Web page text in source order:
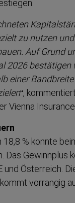
zu nutzen
Auf Grund
2026 bestätigen
einer
“,
Vienna Insurance
% konnte
Das
und Österreich.
vorrangig